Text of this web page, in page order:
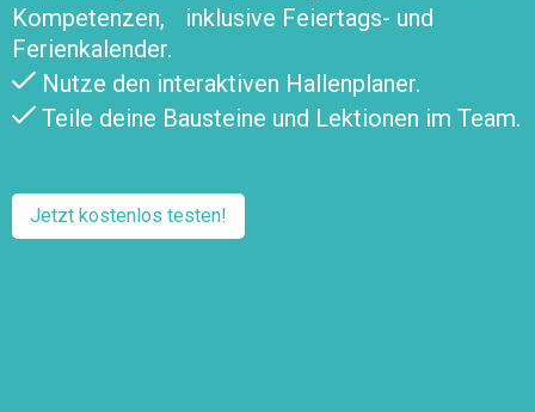
Kompetenzen, inklusive Feiertags- und
Ferienkalender.
Nutze den interaktiven Hallenplaner.
Teile deine Bausteine und Lektionen im Team.
Jetzt kostenlos testen!